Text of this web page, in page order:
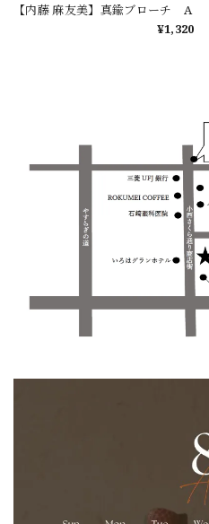
【内藤 麻友美】真鍮ブローチ A
¥1,320